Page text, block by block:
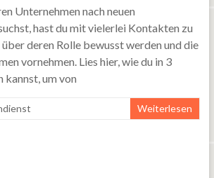
Unternehmen nach neuen
hast du mit vielerlei Kontakten zu
deren Rolle bewusst werden und die
vornehmen. Lies hier, wie du in 3
kannst, um von
Weiterlesen